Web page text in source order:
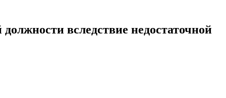
вследствие недостаточной